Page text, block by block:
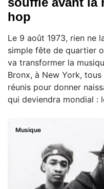
hop
Le 9 août 1973, rien ne
simple fête de quartier
va transformer la
Bronx, à New York,
réunis pour donner
qui deviendra mondial :
Musique